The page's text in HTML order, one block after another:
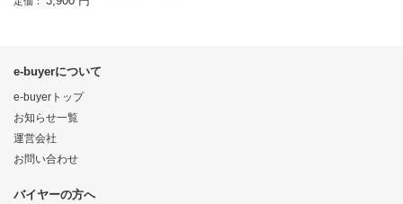
e-buyerについて
e-buyerトップ
お知らせ一覧
運営会社
お問い合わせ
バイヤーの方へ